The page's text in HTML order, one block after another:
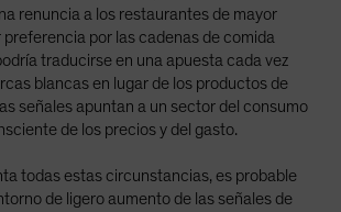
renuncia a los restaurantes de mayor
preferencia por las cadenas de comida
traducirse en una apuesta cada vez
blancas en lugar de los productos de
señales apuntan a un sector del consumo
de los precios y del gasto.
todas estas circunstancias, es probable
de ligero aumento de las señales de